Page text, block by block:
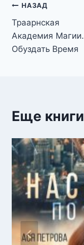
Навигация
по
записям
НАЗАД
Траарнская
Академия Магии.
Обуздать Время
Еще книги